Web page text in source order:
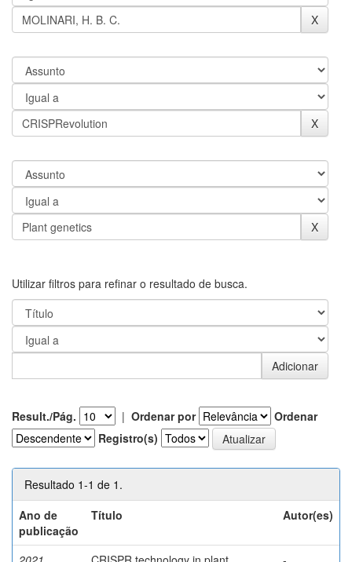
Utilizar filtros para refinar o resultado de busca.
Result./Pág. | Ordenar por
Ordenar
Registro(s)
Resultado 1-1 de 1.
Ano de
publicação
Título Autor(es)